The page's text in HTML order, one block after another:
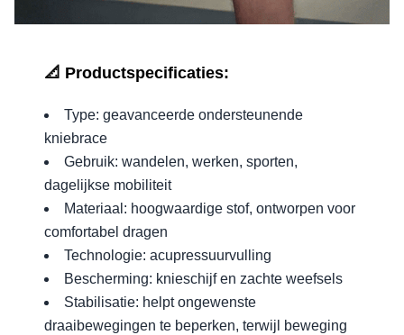
📐 Productspecificaties:
Type: geavanceerde ondersteunende
kniebrace
Gebruik: wandelen, werken, sporten,
dagelijkse mobiliteit
Materiaal: hoogwaardige stof, ontworpen voor
comfortabel dragen
Technologie: acupressuurvulling
Bescherming: knieschijf en zachte weefsels
Stabilisatie: helpt ongewenste
draaibewegingen te beperken, terwijl beweging